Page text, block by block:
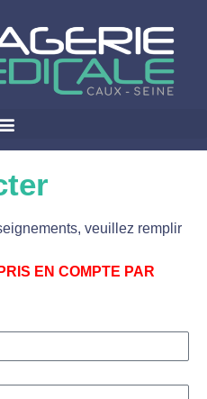
veuillez remplir
EN COMPTE PAR